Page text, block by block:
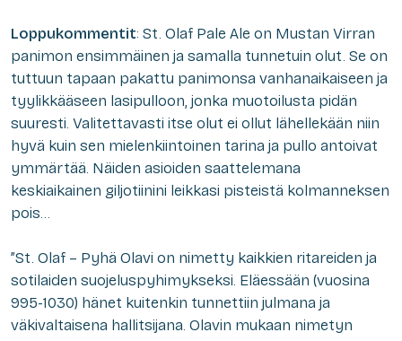
Loppukommentit: St. Olaf Pale Ale on Mustan Virran
panimon ensimmäinen ja samalla tunnetuin olut. Se on
tuttuun tapaan pakattu panimonsa vanhanaikaiseen ja
tyylikkääseen lasipulloon, jonka muotoilusta pidän
suuresti. Valitettavasti itse olut ei ollut lähellekään niin
hyvä kuin sen mielenkiintoinen tarina ja pullo antoivat
ymmärtää. Näiden asioiden saattelemana
keskiaikainen giljotiinini leikkasi pisteistä kolmanneksen
pois…
”St. Olaf – Pyhä Olavi on nimetty kaikkien ritareiden ja
sotilaiden suojeluspyhimykseksi. Eläessään (vuosina
995-1030) hänet kuitenkin tunnettiin julmana ja
väkivaltaisena hallitsijana. Olavin mukaan nimetyn